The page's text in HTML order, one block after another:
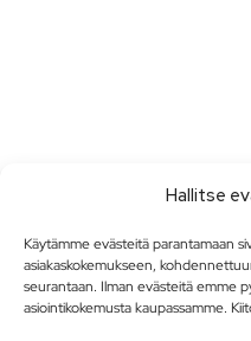
Hallitse
Käytämme evästeitä parantamaan
asiakaskokemukseen,
seurantaan. Ilman evästeitä emme
asiointikokemusta kaupassamme.